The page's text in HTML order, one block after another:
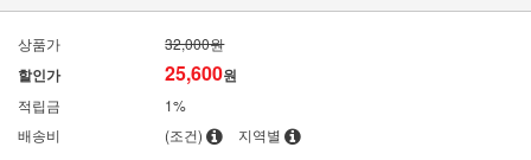
상품가 32,000원
할인가 25,600원
적립금
1%
배송비
(조건) 지역별